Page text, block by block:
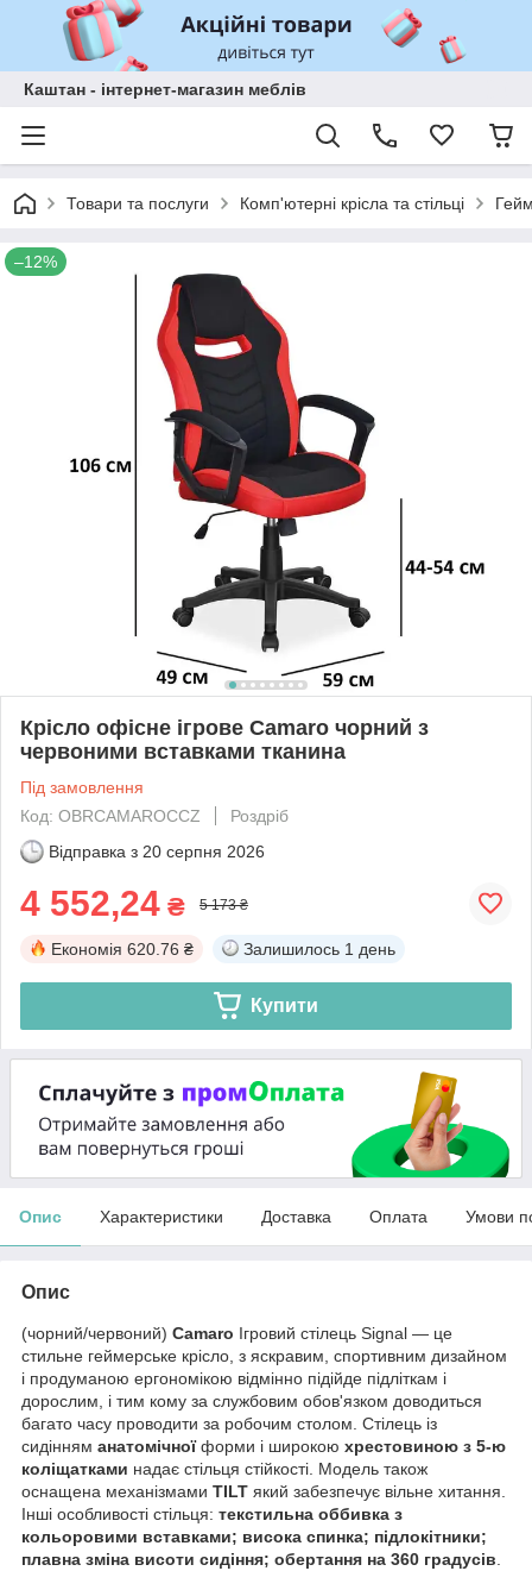
Каштан - інтернет-магазин меблів
Товари та послуги Комп'ютерні крісла та стільці
–12%
Крісло офісне ігрове Camaro чорний з
червоними вставками тканина
Під замовлення
Код: OBRCAMAROCCZ
Роздріб
Відправка з 20 серпня 2026
4 552,24 ₴ 5 173 ₴
Економія 620.76 ₴ Залишилось 1 день
Купити
Опис Характеристики Доставка Оплата Умови
Опис
(чорний/червоний) Camaro Ігровий стілець Signal — це
стильне геймерське крісло, з яскравим, спортивним дизайном
і продуманою ергономікою відмінно підійде підліткам і
дорослим, і тим кому за службовим обов'язком доводиться
багато часу проводити за робочим столом. Стілець із
сидінням анатомічноїформи і широкою хрестовиною з 5-ю
коліщатками надає стільця стійкості. Модель також
оснащена механізмами TILT який забезпечує вільне хитання.
Інші особливості стільця: текстильна оббивка з
кольоровими вставками; висока спинка; підлокітники;
плавна зміна висоти сидіння; обертання на 360 градусів.